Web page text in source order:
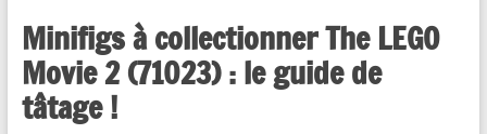
Minifigs à collectionner The LEGO
Movie 2 (71023) : le guide de
tâtage !